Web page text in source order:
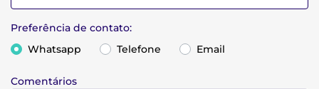
Preferência de contato:
Whatsapp
Telefone Email
Comentários